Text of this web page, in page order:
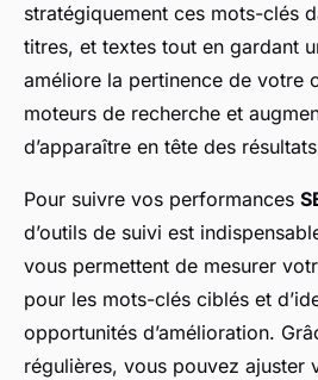
stratégiquement ces mots-clés
titres, et textes tout en gardant
améliore la pertinence de votre
moteurs de recherche et
d’apparaître en tête des
Pour suivre vos performances
d’outils de suivi est
vous permettent de mesurer
pour les mots-clés ciblés et
opportunités d’amélioration.
régulières, vous pouvez ajuster